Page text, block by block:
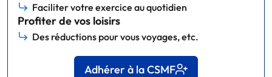
Faciliter votre exercice au quotidien
Profiter de vos loisirs
Des réductions pour vous voyages, etc.
Adhérer à la CSMF